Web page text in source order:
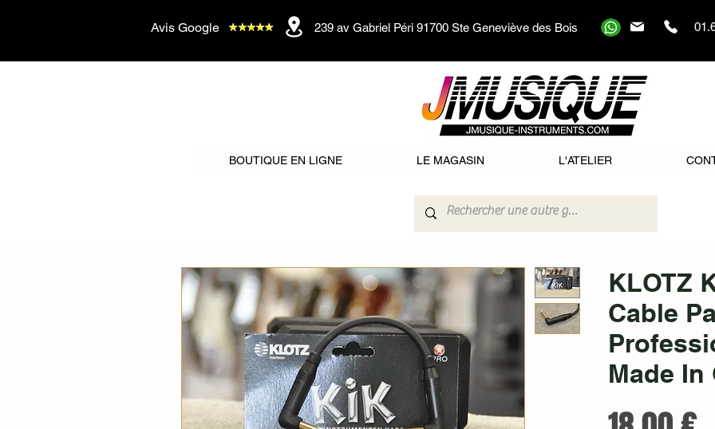
Avis Google 239 av Gabriel Péri 91700 Ste Geneviève des Bois
BOUTIQUE EN LIGNE LE MAGASIN L'ATELIER
KLOTZ
Cable
Made In